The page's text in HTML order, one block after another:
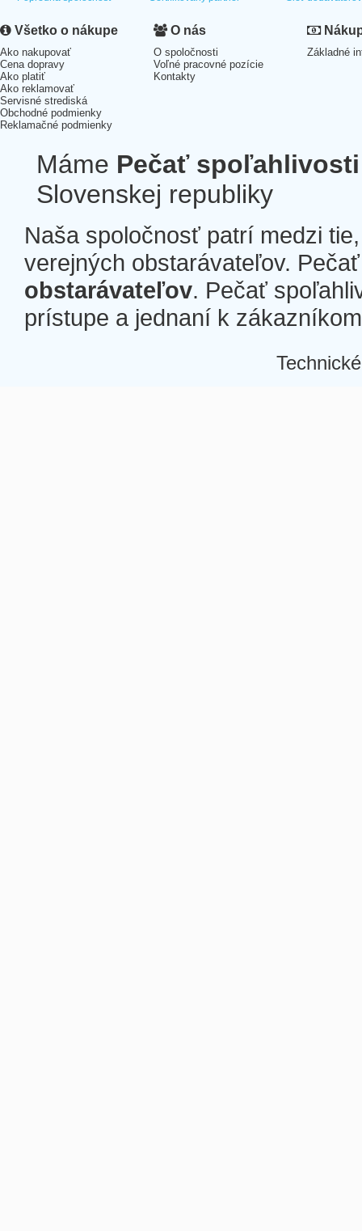
Všetko o nákupe
Ako nakupovať
Cena dopravy
Ako platiť
Ako reklamovať
Servisné strediská
Obchodné podmienky
Reklamačné podmienky
O nás
O spoločnosti
Voľné pracovné pozície
Kontakty
Základné
Máme Pečať spoľahlivosti
Slovenskej republiky
Naša spoločnosť patrí medzi
verejných obstarávateľov.
obstarávateľov. Pečať
prístupe a jednaní k